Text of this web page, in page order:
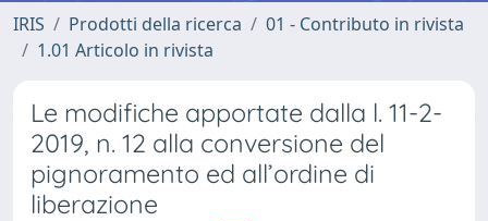
IRIS Prodotti della ricerca
01 - Contributo in rivista
1.01 Articolo in rivista
Le modifiche apportate dalla l. 11-2-
2019, n. 12 alla conversione del
pignoramento ed all’ordine di
liberazione